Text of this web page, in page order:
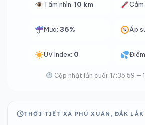
Tầm nhìn: 10 km Cảm
Mưa: 36% Áp
UV Index: 0
Cập nhật lần cuối: 17:35:59
THỜI TIẾT XÃ PHÚ XUÂN, ĐẮK